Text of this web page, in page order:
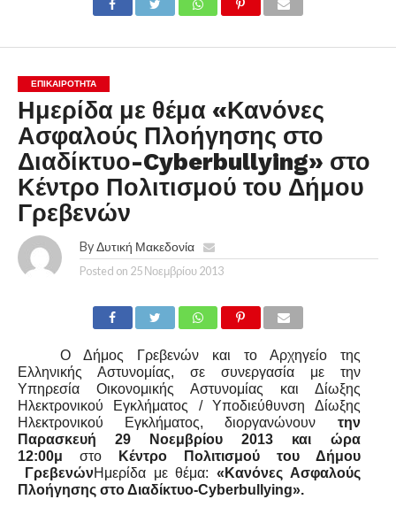
ΕΠΙΚΑΙΡΟΤΗΤΑ
Ημερίδα με θέμα «Κανόνες
Ασφαλούς Πλοήγησης στο
Διαδίκτυο-Cyberbullying» στο
Κέντρο Πολιτισμού του Δήμου
Γρεβενών
By Δυτική Μακεδονία
Posted on 25 Νοεμβρίου 2013
Ο Δήμος Γρεβενών και το Αρχηγείο της
Ελληνικής Αστυνομίας, σε συνεργασία με την
Υπηρεσία Οικονομικής Αστυνομίας και Δίωξης
Ηλεκτρονικού Εγκλήματος / Υποδιεύθυνση Δίωξης
Ηλεκτρονικού Εγκλήματος, διοργανώνουν
την
Παρασκευή 29 Νοεμβρίου 2013 και ώρα
12:00μ
στο
Κέντρο Πολιτισμού του Δήμου
ΓρεβενώνΗμερίδα με θέμα:«Κανόνες Ασφαλούς
Πλοήγησης στο Διαδίκτυο-Cyberbullying».